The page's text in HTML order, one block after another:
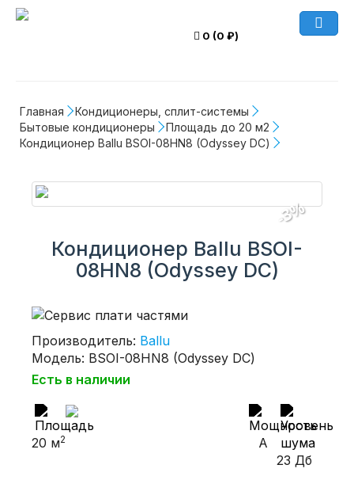
0 (0 ₽)
Главная
Кондиционеры, сплит-системы
Бытовые кондиционеры
Площадь до 20 м2
Кондиционер Ballu BSOI-08HN8 (Odyssey DС)
-3%
Кондиционер Ballu BSOI-
08HN8 (Odyssey DС)
Производитель: Ballu
Модель: BSOI-08HN8 (Odyssey DС)
Есть в наличии
20 м2
A
23 Дб